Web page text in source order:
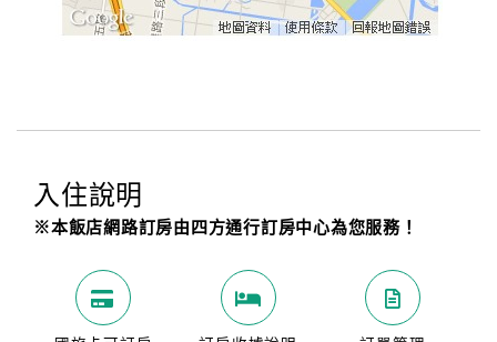
入住說明
※本飯店網路訂房由四方通行訂房中心為您服務！